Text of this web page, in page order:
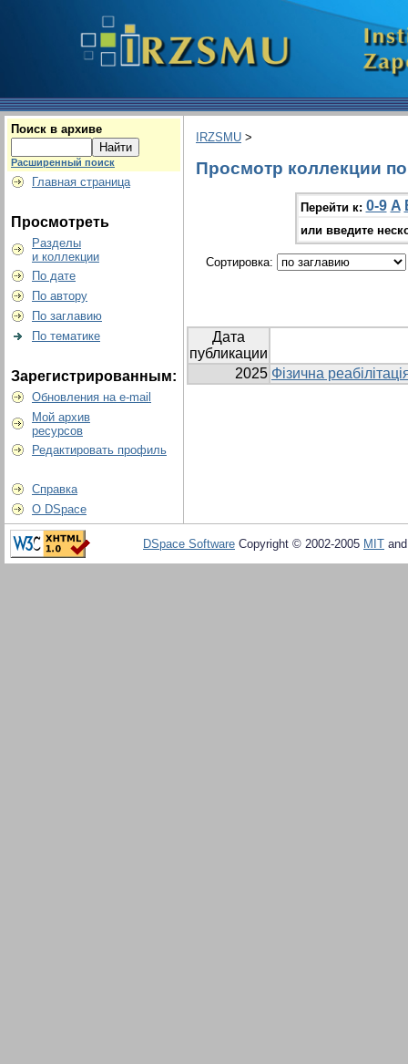
Поиск в архиве
Расширенный поиск
Главная страница
Просмотреть
Разделы
и коллекции
По дате
По автору
По заглавию
По тематике
Зарегистрированным:
Обновления на e-mail
Мой архив
ресурсов
Редактировать профиль
Справка
О DSpace
IRZSMU >
Просмотр коллекции
Перейти к: 0-9 A
или введите
Сортировка:
Дата
публикации
2025 Фізична
DSpace Software Copyright © 2002-2005 MIT